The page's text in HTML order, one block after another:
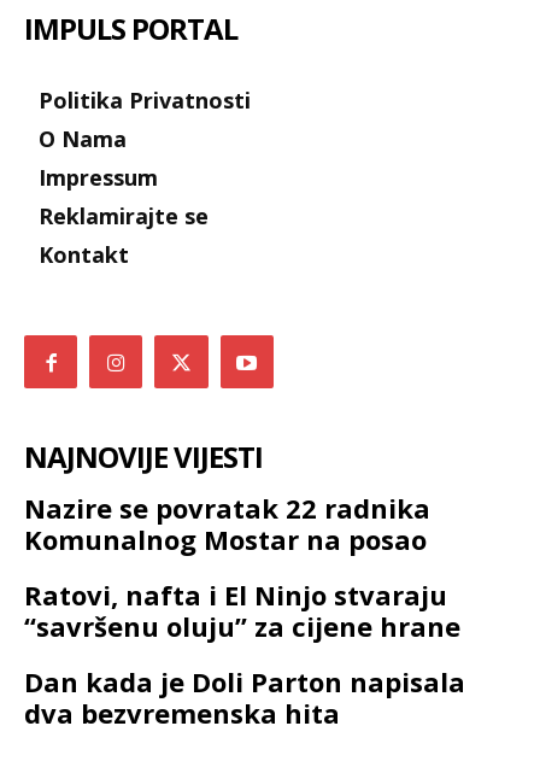
IMPULS PORTAL
Politika Privatnosti
O Nama
Impressum
Reklamirajte se
Kontakt
NAJNOVIJE VIJESTI
Nazire se povratak 22 radnika
Komunalnog Mostar na posao
Ratovi, nafta i El Ninjo stvaraju
“savršenu oluju” za cijene hrane
Dan kada je Doli Parton napisala
dva bezvremenska hita